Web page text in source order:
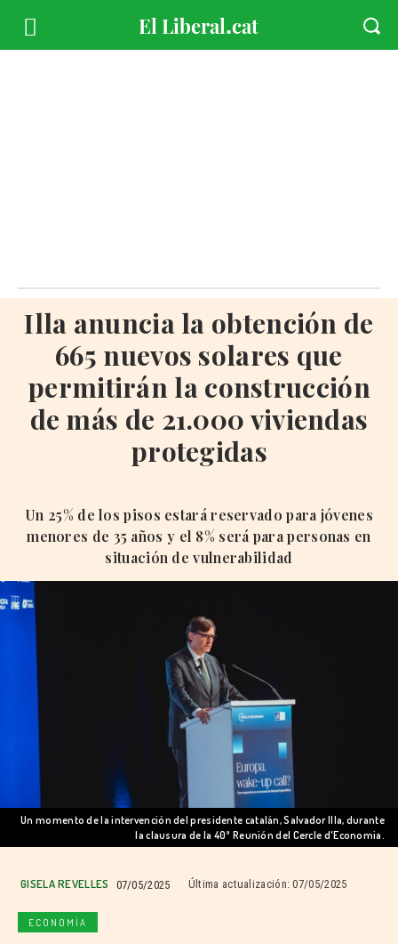
Illa anuncia la obtención de
665 nuevos solares que
permitirán la construcción
de más de 21.000 viviendas
protegidas
Un 25% de los pisos estará reservado para jóvenes
menores de 35 años y el 8% será para personas en
situación de vulnerabilidad
Un momento de la intervención del presidente catalán, Salvador Illa, durante
la clausura de la 40ª Reunión del Cercle d'Economia.
GISELA REVELLES 07/05/2025 Última actualización: 07/05/2025
ECONOMÍA